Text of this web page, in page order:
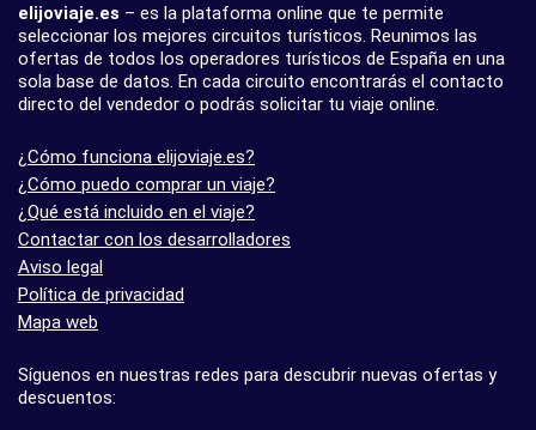
elijoviaje.es – es la plataforma online que te permite
seleccionar los mejores circuitos turísticos. Reunimos las
ofertas de todos los operadores turísticos de España en una
sola base de datos. En cada circuito encontrarás el contacto
directo del vendedor o podrás solicitar tu viaje online.
¿Cómo funciona elijoviaje.es?
¿Cómo puedo comprar un viaje?
¿Qué está incluido en el viaje?
Contactar con los desarrolladores
Aviso legal
Política de privacidad
Mapa web
Síguenos en nuestras redes para descubrir nuevas ofertas y
descuentos: